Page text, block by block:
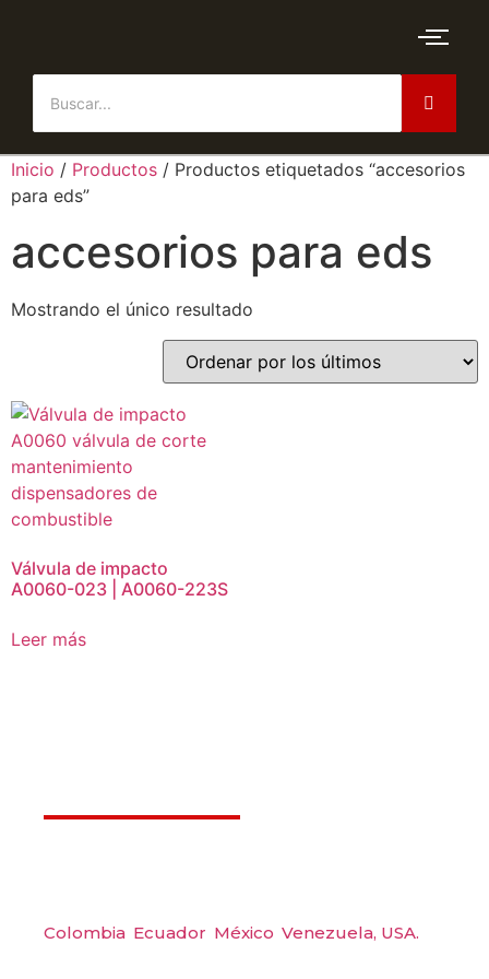
Inicio / Productos / Productos etiquetados “accesorios
para eds”
accesorios para eds
Mostrando el único resultado
Válvula de impacto
A0060-023 | A0060-223S
Leer más
Colombia Ecuador México Venezuela, USA.